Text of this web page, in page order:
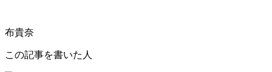
布貴奈
この記事を書いた人